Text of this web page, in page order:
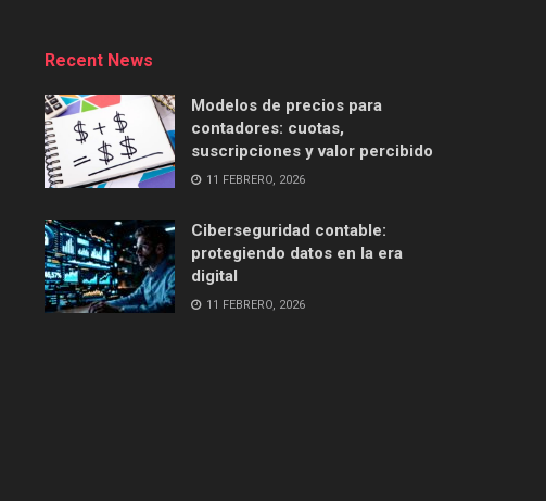
Recent News
Modelos de precios para
contadores: cuotas,
suscripciones y valor percibido
11 FEBRERO, 2026
Ciberseguridad contable:
protegiendo datos en la era
digital
11 FEBRERO, 2026